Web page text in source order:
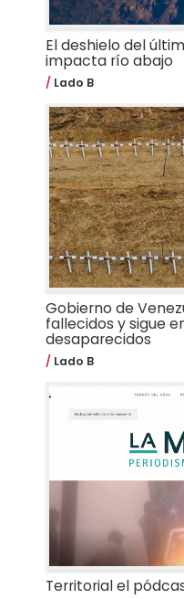
El deshielo del
impacta río abajo
Lado B
Gobierno de
fallecidos y sigue
desaparecidos
Lado B
Territorial el